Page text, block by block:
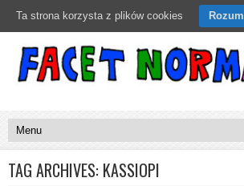
TAG ARCHIVES: KASSIOPI
Ta strona korzysta z plików cookies